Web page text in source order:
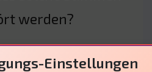
werden?
Einstellungen